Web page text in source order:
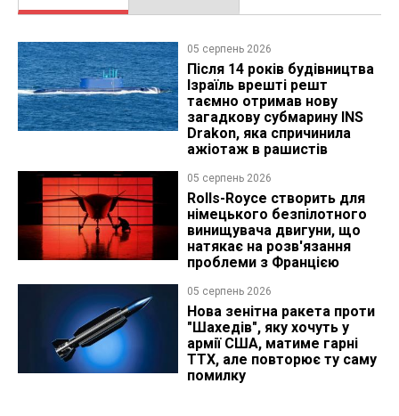
05 серпень 2026
Після 14 років будівництва
Ізраїль врешті решт
таємно отримав нову
загадкову субмарину INS
Drakon, яка спричинила
ажіотаж в рашистів
05 серпень 2026
Rolls-Royce створить для
німецького безпілотного
винищувача двигуни, що
натякає на розв'язання
проблеми з Францією
05 серпень 2026
Нова зенітна ракета проти
"Шахедів", яку хочуть у
армії США, матиме гарні
ТТХ, але повторює ту саму
помилку